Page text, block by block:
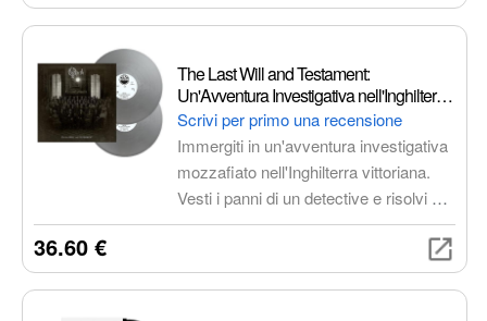
distorte e le melodie evocative,
coinvolgente. Le canzoni sono
caratterizzate da un'energia vibrante e
da un'intensità emotiva che ti
trascinerà in un vortice di emozioni.
The Last Will and Testament:
Un'Avventura Investigativa nell'Inghilterra
Vittoriana
Scrivi per primo una recensione
Immergiti in un'avventura investigativa
mozzafiato nell'Inghilterra vittoriana.
Vesti i panni di un detective e risolvi un
misterioso omicidio, esplorando Londra
un'atmosfera ricca di dettagli e colpi di
36.60 €